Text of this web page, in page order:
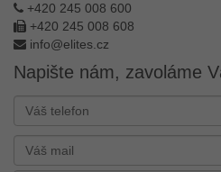
+420 245 008 600
+420 245 008 608
info@elites.cz
Napište nám, zavoláme